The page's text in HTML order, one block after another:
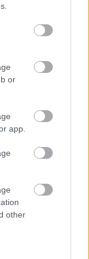
or
app.
other
chov včiel,
z paliet.
ideálnu
Ako ju